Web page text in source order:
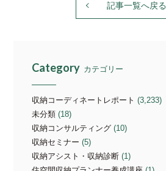
記事一覧へ戻る
Category カテゴリー
収納コーディネートレポート (3,233)
未分類 (18)
収納コンサルティング (10)
収納セミナー (5)
収納アシスト・収納診断 (1)